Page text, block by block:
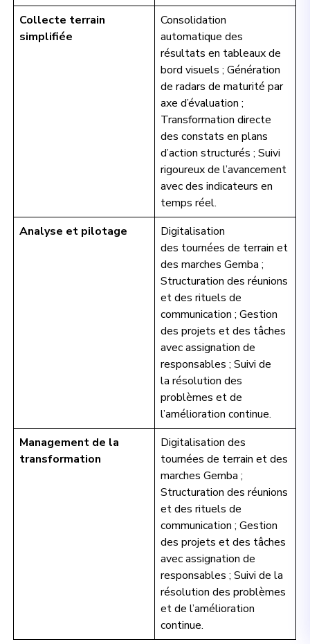
Collecte terrain
simplifiée
Consolidation
automatique des
résultats en tableaux de
bord visuels ; Génération
de radars de maturité par
axe d’évaluation ;
Transformation directe
des constats en plans
d’action structurés ; Suivi
rigoureux de l’avancement
avec des indicateurs en
temps réel.
Analyse et pilotage
Digitalisation
des tournées de terrain et
des marches Gemba ;
Structuration des réunions
et des rituels de
communication ; Gestion
des projets et des tâches
avec assignation de
responsables ; Suivi de
la résolution des
problèmes et de
l’amélioration continue.
Management de la
transformation
Digitalisation des
tournées de terrain et des
marches Gemba ;
Structuration des réunions
et des rituels de
communication ; Gestion
des projets et des tâches
avec assignation de
responsables ; Suivi de la
résolution des problèmes
et de l’amélioration
continue.